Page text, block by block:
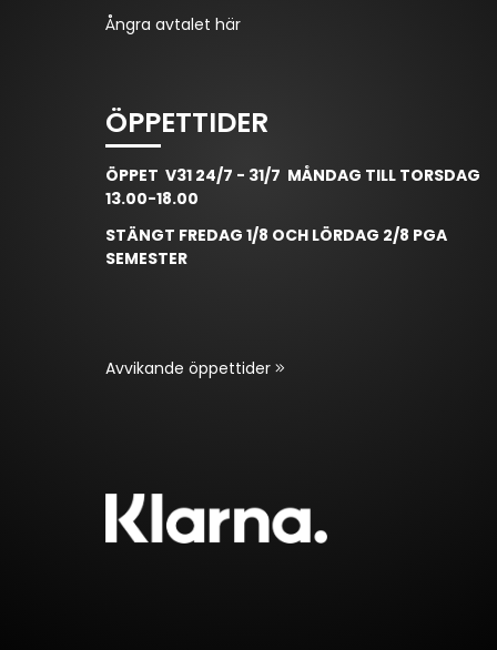
Ångra avtalet här
ÖPPETTIDER
ÖPPET V31 24/7 - 31/7 MÅNDAG TILL TORSDAG
13.00-18.00
STÄNGT FREDAG 1/8 OCH LÖRDAG 2/8 PGA
SEMESTER
Avvikande öppettider